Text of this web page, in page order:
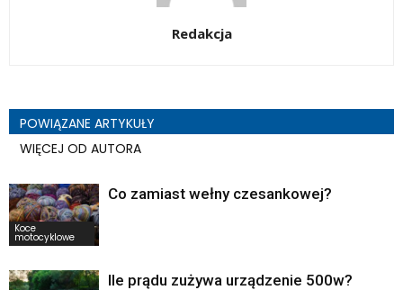
Redakcja
POWIĄZANE ARTYKUŁY
WIĘCEJ OD AUTORA
Koce
motocyklowe
Co zamiast wełny czesankowej?
Ile prądu zużywa urządzenie 500w?